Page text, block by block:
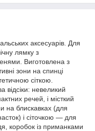
аксесуарів. Для
лямку з
Виготовлена з
зони на спинці
сіткою.
відсіки: невеликий
речей, і місткий
на блискавках (для
і сіточкою — для
коробок із приманками